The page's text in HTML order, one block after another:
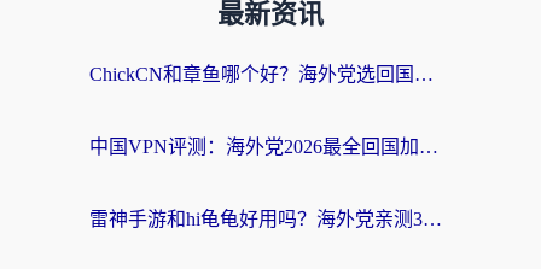
最新资讯
ChickCN和章鱼哪个好？海外党选回国加速器的3个关键维度 + 实用避坑指南
中国VPN评测：海外党2026最全回国加速器选择指南，告别地区限制不踩坑
雷神手游和hi龟龟好用吗？海外党亲测3款回国加速器，教你选对国外到国内加速器